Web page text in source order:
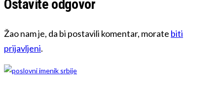
Ostavite odgovor
Žao nam je, da bi postavili komentar, morate biti
prijavljeni.